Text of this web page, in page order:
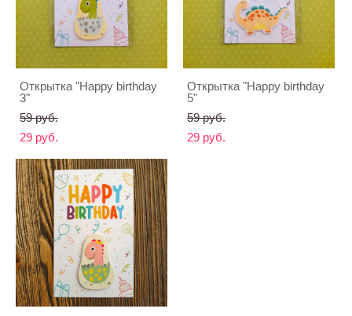
Открытка "Happy birthday
3"
59 pуб.
29 pуб.
Открытка "Happy birthday
5"
59 pуб.
29 pуб.